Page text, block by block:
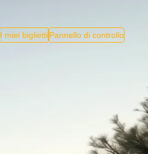
I miei bigliettiPannello di controllo